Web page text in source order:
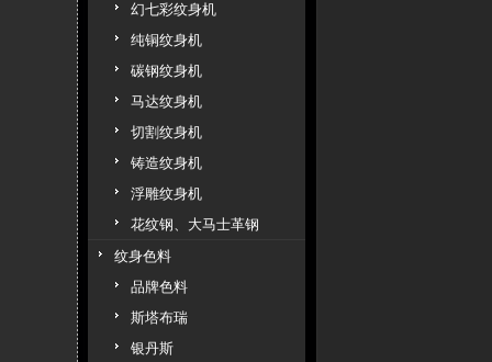
幻七彩纹身机
纯铜纹身机
碳钢纹身机
马达纹身机
切割纹身机
铸造纹身机
浮雕纹身机
花纹钢、大马士革钢
纹身色料
品牌色料
斯塔布瑞
银丹斯